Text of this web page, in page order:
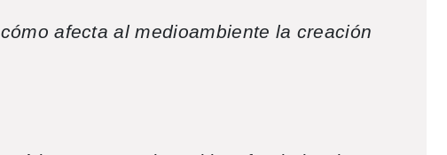
afecta al medioambiente la creación